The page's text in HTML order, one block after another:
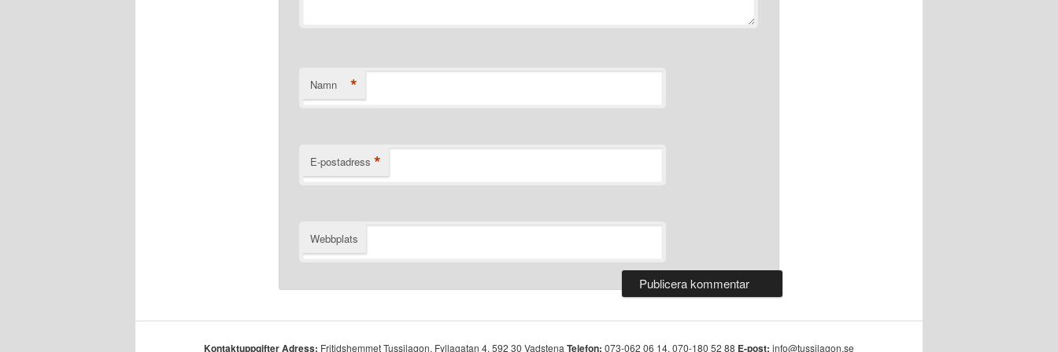
Namn *
E-postadress *
Webbplats
KontaktuppgifterAdress: Fritidshemmet Tussilagon, Fyllagatan 4, 592 30 Vadstena Telefon: 073-062 06 14, 070-180 52 88 E-post: info@tussilagon.se